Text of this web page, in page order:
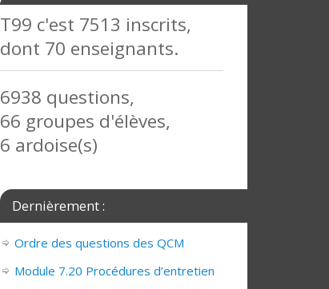
T99 c'est 7513 inscrits,
dont 70 enseignants.
6938 questions,
66 groupes d'élèves,
6 ardoise(s)
Dernièrement :
Ordre des questions des QCM
Module 7.20 Procédures d’entretien